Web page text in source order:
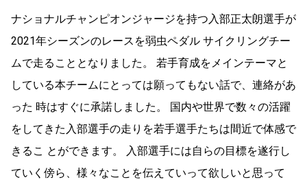
ナショナルチャンピオンジャージを持つ入部正太朗選手が
2021年シーズンのレースを弱虫ペダル サイクリングチー
ムで走ることとなりました。 若手育成をメインテーマと
している本チームにとっては願ってもない話で、連絡があ
った 時はすぐに承諾しました。 国内や世界で数々の活躍
をしてきた入部選手の走りを若手選手たちは間近で体感で
きるこ とができます。 入部選手には自らの目標を遂行し
ていく傍ら、様々なことを伝えていって欲しいと思って